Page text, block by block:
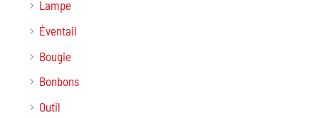
Lampe
Éventail
Bougie
Bonbons
Outil